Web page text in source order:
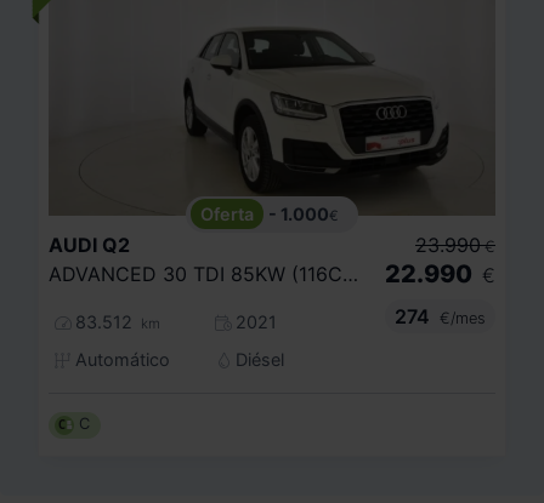
- 1.000€
AUDI Q2
ADVANCED 30 TDI 85KW (116CV) S TRONIC
83.512 km
2021
Automático
Diésel
23.990 €
22.990 €
274
€/mes
C